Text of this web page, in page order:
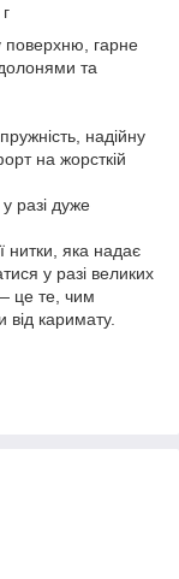
поверхню, гарне
та
надійну
на жорсткій
разі дуже
нитки, яка надає
у разі великих
це те, чим
каримату.